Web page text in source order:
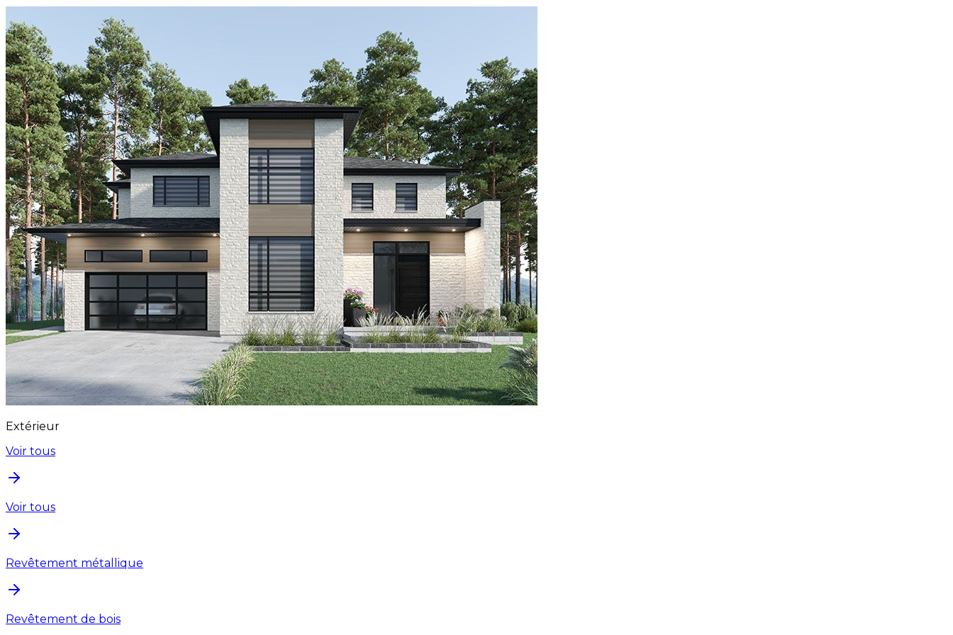
Extérieur
Voir tous
Voir tous
Revêtement métallique
Revêtement de bois